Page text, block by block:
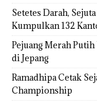
Setetes Darah,
Kumpulkan 132
Pejuang Merah
di Jepang
Ramadhipa Cetak
Championship